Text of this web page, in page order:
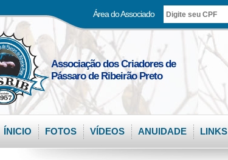
Área do Associado
Associação dos Criadores de
Pássaro de Ribeirão Preto
ÍNICIO FOTOS VÍDEOS ANUIDADE LINKS